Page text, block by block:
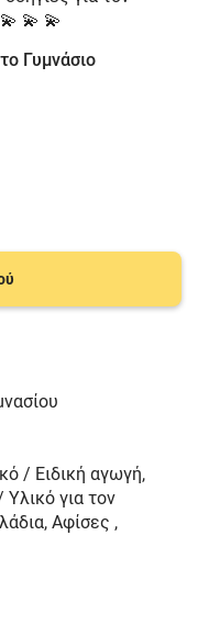
💫 💫
Γυμνάσιο
/ Ειδική αγωγή,
για τον
Αφίσες ,